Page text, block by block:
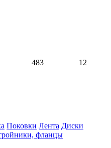
483 12
Поковки Лента Диски
фланцы